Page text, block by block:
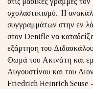
σχολαστικισμό. Η
συγγραμμάτων στην εν
στον Denifle να
εξάρτηση του
Θωμά του Ακινάτη και
Αυγουστίνου και του
Friedrich Heinrich Seuse